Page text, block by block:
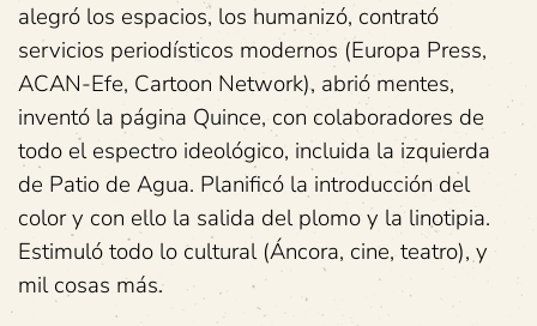
alegró los espacios, los humanizó, contrató
servicios periodísticos modernos (Europa Press,
ACAN-Efe, Cartoon Network), abrió mentes,
inventó la página Quince, con colaboradores de
todo el espectro ideológico, incluida la izquierda
de Patio de Agua. Planificó la introducción del
color y con ello la salida del plomo y la linotipia.
Estimuló todo lo cultural (Áncora, cine, teatro), y
mil cosas más.